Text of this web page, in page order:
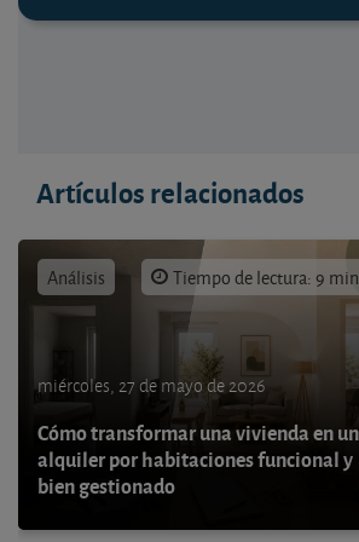
Artículos relacionados
Análisis Tiempo de lectura: 9 min.
miércoles, 27 de mayo de 2026
Cómo transformar una vivienda en un
alquiler por habitaciones funcional y
bien gestionado